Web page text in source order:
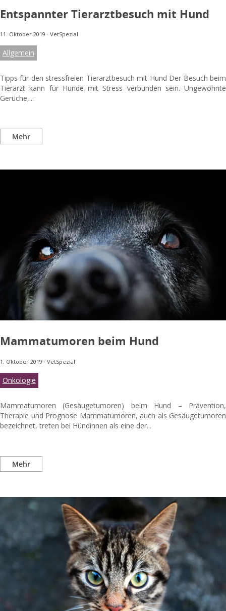
Entspannter Tierarztbesuch mit Hund
11. Oktober 2019 · VetSpezial
Allgemein
Tipps für den stressfreien Tierarztbesuch mit Hund Der Besuch beim
Tierarzt kann für Hunde mit Stress verbunden sein. Ungewohnte
Gerüche,...
Mehr
Mammatumoren beim Hund
1. Oktober 2019 · VetSpezial
Onkologie
Mammatumoren (Gesäugetumoren) beim Hund – Prävention,
Therapie und Prognose Mammatumoren, auch als Gesäugetumoren
bezeichnet, treten bei Hündinnen als eine der...
Mehr